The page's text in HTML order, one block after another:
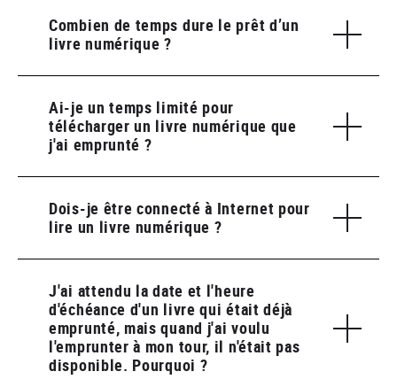
Combien de temps dure le prêt d’un
livre numérique ?
Ai-je un temps limité pour
télécharger un livre numérique que
j'ai emprunté ?
Dois-je être connecté à Internet pour
lire un livre numérique ?
J'ai attendu la date et l'heure
d'échéance d'un livre qui était déjà
emprunté, mais quand j'ai voulu
l'emprunter à mon tour, il n'était pas
disponible. Pourquoi ?